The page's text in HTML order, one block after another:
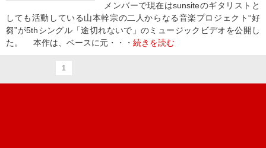
メンバーで現在はsunsiteのギタリストと
しても活動している山本幹宗の二人からなる音楽プロジェクト“好
芻”が5thシングル「途切れないで」のミュージックビデオを公開し
た。 本作は、ベースに元・・・ 続きを読む
1